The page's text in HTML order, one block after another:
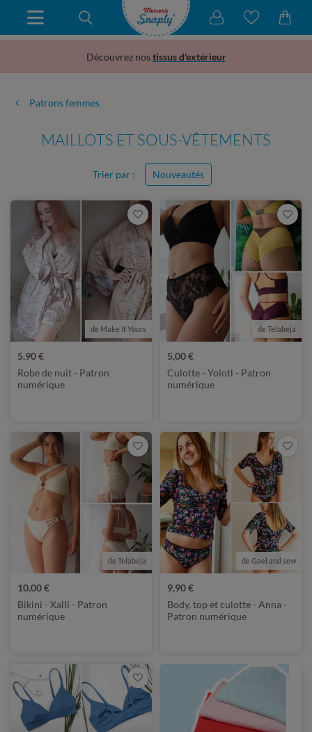
Découvrez nostissus d'extérieur
Patrons femmes
MAILLOTS ET SOUS-VÊTEMENTS
Trier par : Nouveautés
de Make It Yours
5,90 €
Robe de nuit - Patron
numérique
de Telabeja
5,00 €
Culotte - Yolotl - Patron
numérique
de Telabeja
10,00 €
Bikini - Xalli - Patron
numérique
de Gael and sew
9,90 €
Body, top et culotte - Anna -
Patron numérique